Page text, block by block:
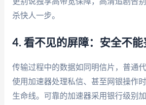
杀快人一步。
4. 看不见的屏障：安全不能
传输过程中的数据如同明信片，普通代
使用加速器处理私信、甚至网银操作
生命线。可靠的加速器采用银行级别